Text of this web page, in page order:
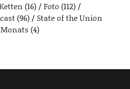
(16) Foto (112)
(96)
State of the Union
Monats (4)